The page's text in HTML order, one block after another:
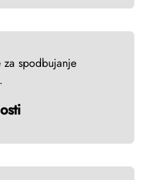
za spodbujanje